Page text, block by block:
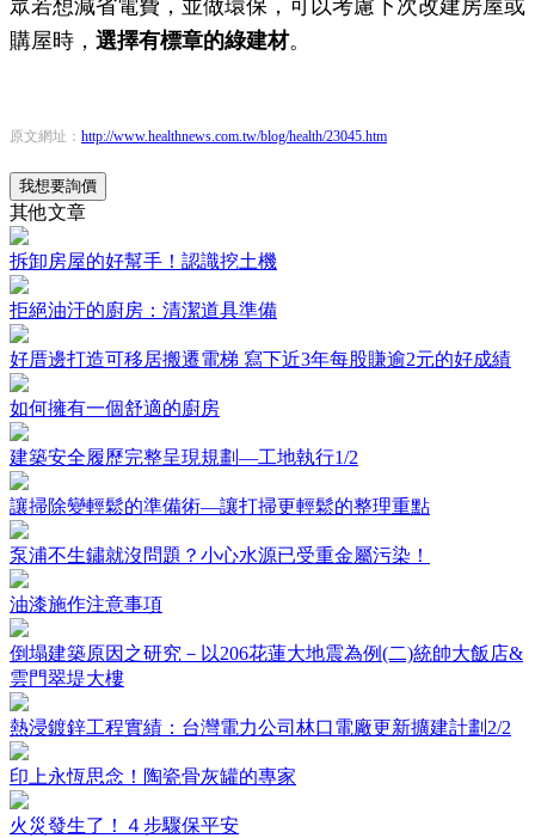
眾若想減省電費，並做環保，可以考慮下次改建房屋或
購屋時， 選擇有標章的綠建材。
原文網址： http://www.healthnews.com.tw/blog/health/23045.htm
我想要詢價
其他文章
拆卸房屋的好幫手！認識挖土機
拒絕油汙的廚房：清潔道具準備
好厝邊打造可移居搬遷電梯 寫下近3年每股賺逾2元的好成績
如何擁有一個舒適的廚房
建築安全履歷完整呈現規劃—工地執行1/2
讓掃除變輕鬆的準備術—讓打掃更輕鬆的整理重點
泵浦不生鏽就沒問題？小心水源已受重金屬污染！
油漆施作注意事項
倒塌建築原因之研究－以206花蓮大地震為例(二)統帥大飯店&
雲門翠堤大樓
熱浸鍍鋅工程實績：台灣電力公司林口電廠更新擴建計劃2/2
印上永恆思念！陶瓷骨灰罐的專家
火災發生了！４步驟保平安